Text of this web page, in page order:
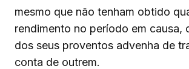
mesmo que não tenham obtido
rendimento no período em causa,
dos seus proventos advenha de
conta de outrem.